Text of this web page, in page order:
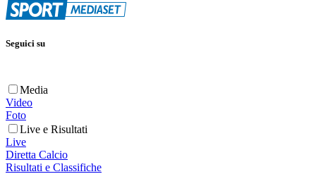
Seguici su
Media
Video
Foto
Live e Risultati
Live
Diretta Calcio
Risultati e Classifiche